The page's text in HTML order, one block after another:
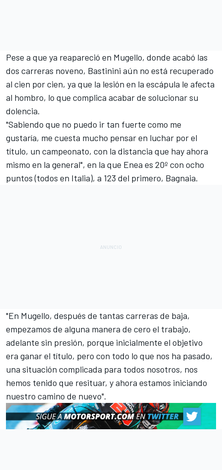
Pese a que ya reapareció en Mugello, donde acabó las
dos carreras noveno, Bastinini aún no está recuperado
al cien por cien, ya que la lesión en la escápula le afecta
al hombro, lo que complica acabar de solucionar su
dolencia.
"Sabiendo que no puedo ir tan fuerte como me
gustaría, me cuesta mucho pensar en luchar por el
título, un campeonato, con la distancia que hay ahora
mismo en la general", en la que Enea es 20º con ocho
puntos (todos en Italia), a 123 del primero, Bagnaia.
"En Mugello, después de tantas carreras de baja,
empezamos de alguna manera de cero el trabajo,
adelante sin presión, porque inicialmente el objetivo
era ganar el título, pero con todo lo que nos ha pasado,
una situación complicada para todos nosotros, nos
hemos tenido que resituar, y ahora estamos iniciando
nuestro camino de nuevo".